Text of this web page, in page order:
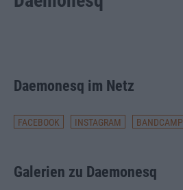
Daemonesq im Netz
FACEBOOK INSTAGRAM BANDCAMP
Galerien zu Daemonesq